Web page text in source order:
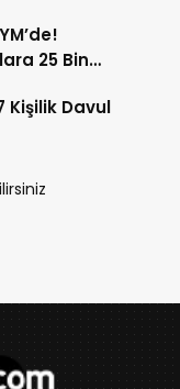
25 Bin
Kişilik Davul